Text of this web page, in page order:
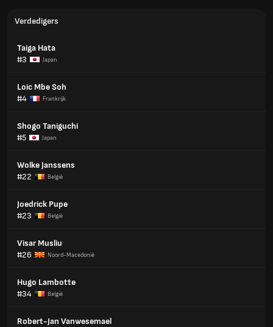
Verdedigers
Taiga Hata
#3
Japan
Loic Mbe Soh
#4
Frankrijk
Shogo Taniguchi
#5
Japan
Wolke Janssens
#22
België
Joedrick Pupe
#23
België
Visar Musliu
#26
Noord-Macedonië
Hugo Lambotte
#34
België
Robert-Jan Vanwesemael